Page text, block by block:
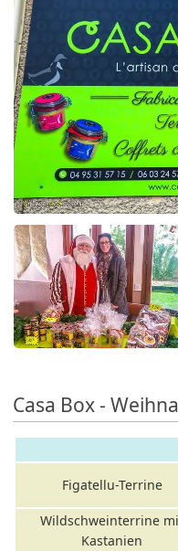
Casa Box -
Figatellu-Terrine
Wildschweinterrine
Kastanien